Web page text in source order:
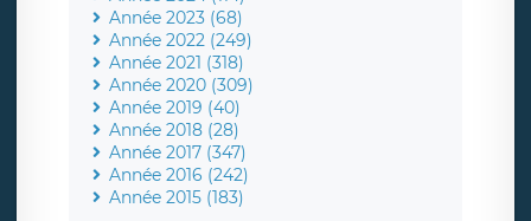
Année 2023 (68)
Année 2022 (249)
Année 2021 (318)
Année 2020 (309)
Année 2019 (40)
Année 2018 (28)
Année 2017 (347)
Année 2016 (242)
Année 2015 (183)